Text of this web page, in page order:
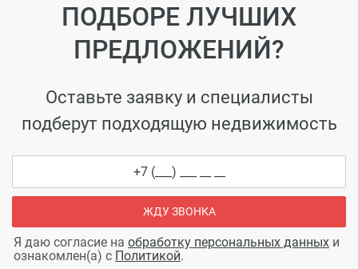
ПОДБОРЕ ЛУЧШИХ
ПРЕДЛОЖЕНИЙ?
Оставьте заявку и специалисты
подберут подходящую недвижимость
ЖДУ ЗВОНКА
Я даю согласие на обработку персональных данных и
ознакомлен(а) с Политикой.